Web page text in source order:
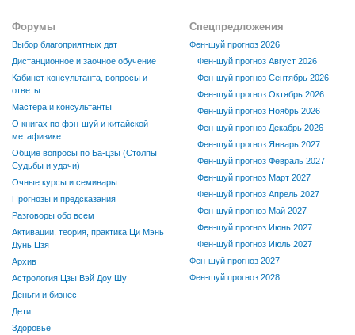
Форумы
Выбор благоприятных дат
Дистанционное и заочное обучение
Кабинет консультанта, вопросы и
ответы
Мастера и консультанты
О книгах по фэн-шуй и китайской
метафизике
Общие вопросы по Ба-цзы (Столпы
Судьбы и удачи)
Очные курсы и семинары
Прогнозы и предсказания
Разговоры обо всем
Активации, теория, практика Ци Мэнь
Дунь Цзя
Архив
Астрология Цзы Вэй Доу Шу
Деньги и бизнес
Дети
Здоровье
Спецпредложения
Фен-шуй прогноз 2026
Фен-шуй прогноз Август 2026
Фен-шуй прогноз Сентябрь 2026
Фен-шуй прогноз Октябрь 2026
Фен-шуй прогноз Ноябрь 2026
Фен-шуй прогноз Декабрь 2026
Фен-шуй прогноз Январь 2027
Фен-шуй прогноз Февраль 2027
Фен-шуй прогноз Март 2027
Фен-шуй прогноз Апрель 2027
Фен-шуй прогноз Май 2027
Фен-шуй прогноз Июнь 2027
Фен-шуй прогноз Июль 2027
Фен-шуй прогноз 2027
Фен-шуй прогноз 2028